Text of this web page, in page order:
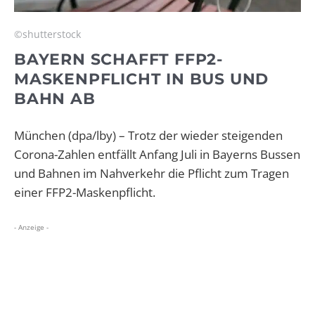
©shutterstock
BAYERN SCHAFFT FFP2-
MASKENPFLICHT IN BUS UND
BAHN AB
München (dpa/lby) – Trotz der wieder steigenden
Corona-Zahlen entfällt Anfang Juli in Bayerns Bussen
und Bahnen im Nahverkehr die Pflicht zum Tragen
einer FFP2-Maskenpflicht.
- Anzeige -